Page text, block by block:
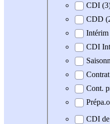
Type de contrat
CDI
CDD
Intérim
CDI
Cont.
CDI